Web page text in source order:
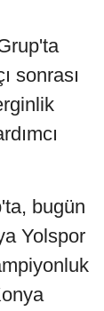
sonrası
bugün
Yolspor